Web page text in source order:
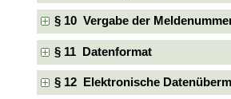
§ 10 Vergabe der
§ 11 Datenformat
§ 12 Elektronische